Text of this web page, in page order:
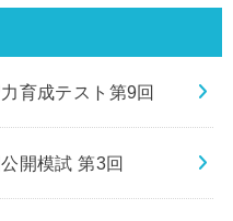
育成テスト第9回
開模試 第3回